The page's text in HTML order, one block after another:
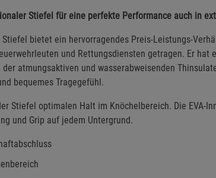
Stiefel für eine perfekte Performance auch in
bietet ein hervorragendes Preis-Leistungs-
und Rettungsdiensten getragen. Er hat
atmungsaktiven und wasserabweisenden
bequemes Tragegefühl.
Stiefel optimalen Halt im Knöchelbereich. Die EVA-
und Grip auf jedem Untergrund.